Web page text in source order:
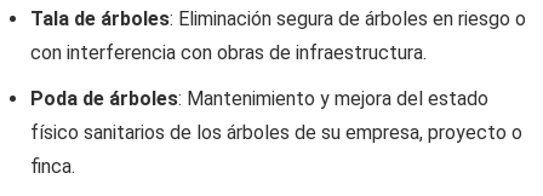
Tala de árboles: Eliminación segura de árboles en riesgo o
con interferencia con obras de infraestructura.
Poda de árboles: Mantenimiento y mejora del estado
físico sanitarios de los árboles de su empresa, proyecto o
finca.